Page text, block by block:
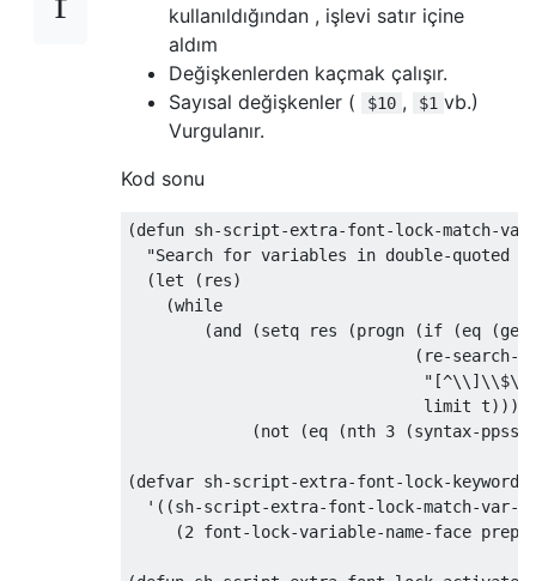
kullanıldığından , işlevi satır içine
aldım
Değişkenlerden kaçmak çalışır.
Sayısal değişkenler (
$10 , $1 vb.)
Vurgulanır.
Kod sonu
(defun sh-script-extra-font-lock-match-
"Search for variables in double-quoted
  (let (res)
    (while
(and (setq res (progn (if (eq
(re-search-
                               limit t)))
(not (eq (nth 3 (syntax-
(defvar sh-script-extra-font-lock-keywords
'((sh-script-extra-font-lock-match-var-
(2 font-lock-variable-name-face